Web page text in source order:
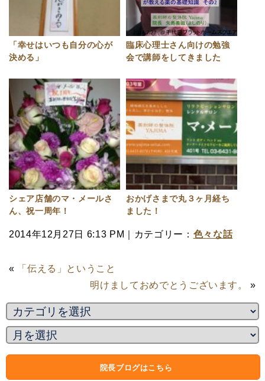
「幸せはいつも自分の心が
決める」
臨床心理士さん向けの勉強
会で講師をしてきました
シェア店舗のマ・メールさ
ん、祝一周年！
おかげさまで丸３ヶ月経ち
ました！
2014年12月27日 6:13 PM｜カテゴリー： 色々な話
«
「伝える」ということ
明けましておめでとうございます。
»
院長ブログはこちら